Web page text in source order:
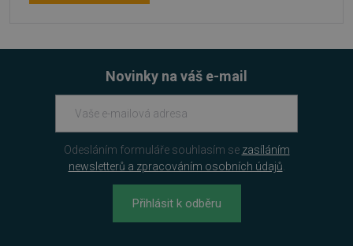
Novinky na váš e-mail
Odesláním formuláře souhlasím se zasíláním
newsletterů a zpracováním osobních údajů
Přihlásit k odběru
.www.sw.cz
prohlížeče